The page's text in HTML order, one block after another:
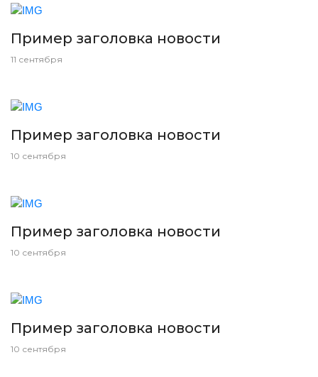
Пример заголовка новости
11 сентября
Пример заголовка новости
10 сентября
Пример заголовка новости
10 сентября
Пример заголовка новости
10 сентября